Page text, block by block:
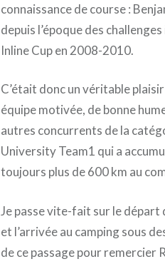
connaissance de course :
depuis l’époque des
Inline Cup en 2008-2010.
C’était donc un véritable
équipe motivée, de bonne
autres concurrents de la
University Team1 qui a
toujours plus de 600 km au
Je passe vite-fait sur le
et l’arrivée au camping sous
de ce passage pour remercier